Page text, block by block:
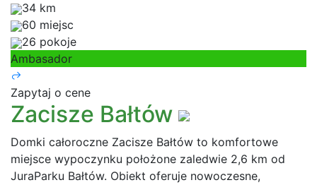
34 km
60 miejsc
26 pokoje
Ambasador
Zapytaj o cene
Zacisze Bałtów
Domki całoroczne Zacisze Bałtów to komfortowe
miejsce wypoczynku położone zaledwie 2,6 km od
JuraParku Bałtów. Obiekt oferuje nowoczesne,